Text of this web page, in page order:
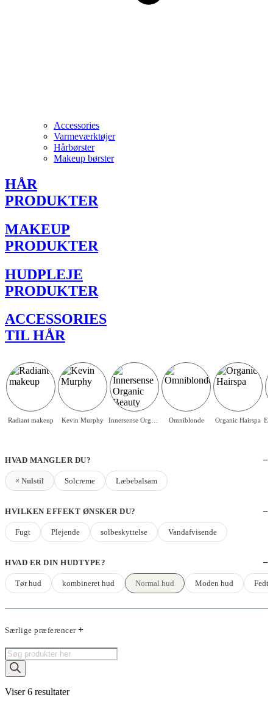
Accessories
Varmeværktøjer
Hårbørster
Makeup børster
HÅR
PRODUKTER
MAKEUP
PRODUKTER
HUDPLEJE
PRODUKTER
ACCESSORIES
TIL HÅR
Radiant makeup Kevin Murphy Omniblonde Organic Hairspa
HVAD MANGLER DU?
× Nulstil Solcreme Læbebalsam
HVILKEN EFFEKT ØNSKER DU?
Fugt Plejende solbeskyttelse Vandafvisende
HVAD ER DIN HUDTYPE?
Tør hud kombineret hud Normal hud Moden hud
Særlige præferencer
Products
search
Viser 6 resultaterSorteret